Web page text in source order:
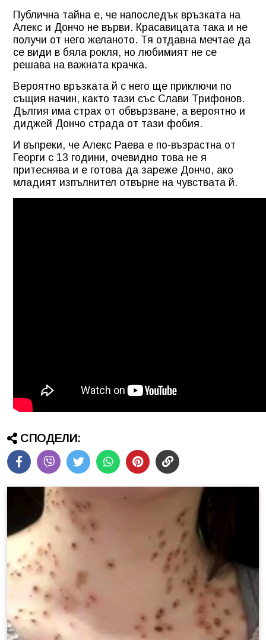
Публична тайна е, че напоследък връзката на
Алекс и Дончо не върви. Красавицата така и не
получи от него желаното. Тя отдавна мечтае да
се види в бяла рокля, но любимият не се
решава на важната крачка.
Вероятно връзката й с него ще приключи по
същия начин, както тази със Слави Трифонов.
Дългия има страх от обвързване, а вероятно и
диджей Дончо страда от тази фобия.
И въпреки, че Алекс Раева е по-възрастна от
Георги с 13 години, очевидно това не я
притеснява и е готова да зареже Дончо, ако
младият изпълнител отвърне на чувствата й.
СПОДЕЛИ: